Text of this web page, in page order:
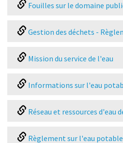
Fouilles sur le domaine
Gestion des déchets -
Mission du service de l'eau
Informations sur l'eau
Réseau et ressources d'eau
Règlement sur l'eau potable